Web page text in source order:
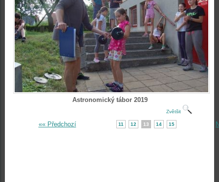
Astronomický tábor 2019
Zvětšit
«« Předchozí 11 12 13 14 15